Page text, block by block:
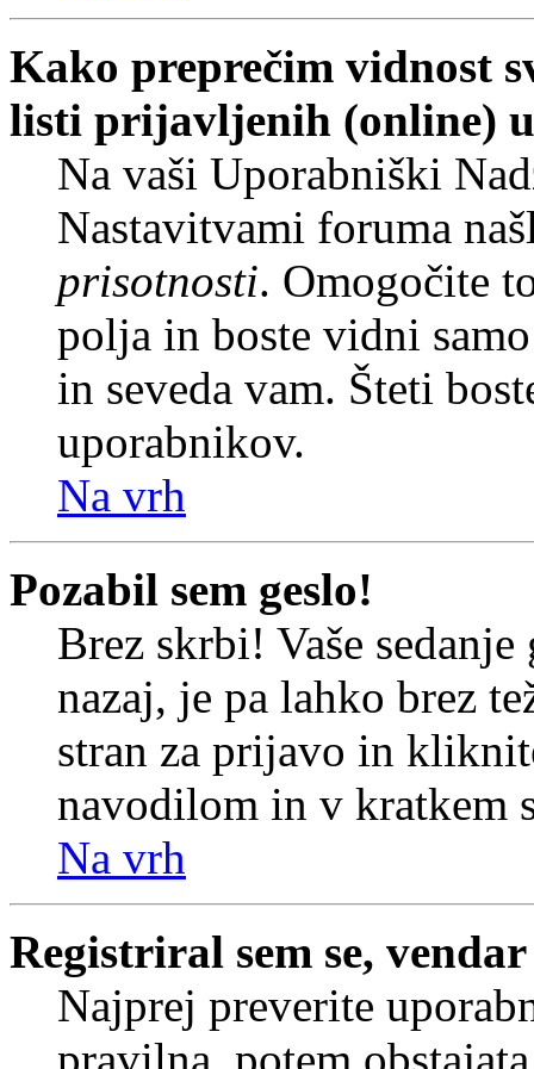
Kako preprečim vidnost
listi prijavljenih (online)
Na vaši Uporabniški
Nastavitvami foruma
prisotnosti. Omogočite
polja in boste vidni
in seveda vam. Šteti
uporabnikov.
Na vrh
Pozabil sem geslo!
Brez skrbi! Vaše
nazaj, je pa lahko brez
stran za prijavo in
navodilom in v kratkem
Na vrh
Registriral sem se,
Najprej preverite